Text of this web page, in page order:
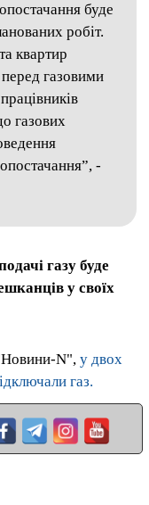
буде
робіт.
квартир
газовими
газових
-
газу буде
у своїх
N", у двох
газ.